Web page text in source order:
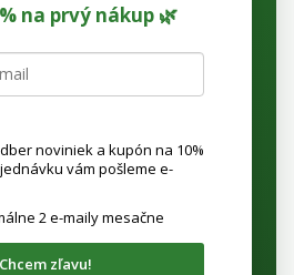
na prvý nákup 🌿
noviniek a kupón na 10%
vám pošleme e-
2 e-maily mesačne
Chcem zľavu!